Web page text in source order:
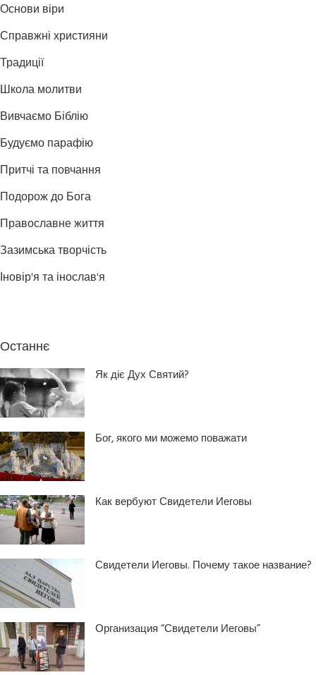
Основи віри
Справжні християни
Традиції
Школа молитви
Вивчаємо Біблію
Будуємо парафію
Притчі та повчання
Подорож до Бога
Православне життя
Зазимська творчість
Іновір'я та інослав'я
Останнє
Як діє Дух Святий?
Бог, якого ми можемо поважати
Как вербуют Свидетели Иеговы
Свидетели Иеговы. Почему такое название?
Организация “Свидетели Иеговы”